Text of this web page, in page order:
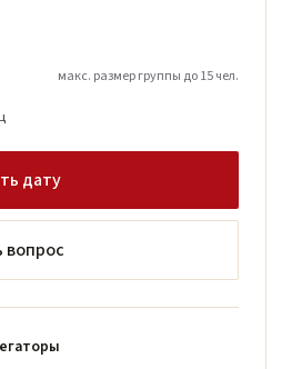
макс. размер группы до 15 чел.
дату
вопрос